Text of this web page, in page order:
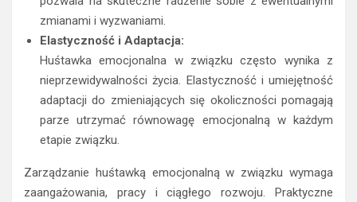
zmianami i wyzwaniami.
Elastyczność i Adaptacja:
Huśtawka emocjonalna w związku często wynika z
nieprzewidywalności życia. Elastyczność i umiejętność
adaptacji do zmieniających się okoliczności pomagają
parze utrzymać równowagę emocjonalną w każdym
etapie związku.
Zarządzanie huśtawką emocjonalną w związku wymaga
zaangażowania, pracy i ciągłego rozwoju. Praktyczne